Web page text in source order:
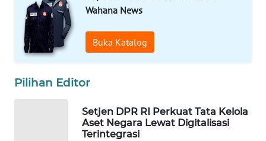
Wahana News
Buka Katalog
Pilihan Editor
Setjen DPR RI Perkuat Tata Kelola
Aset Negara Lewat Digitalisasi
Terintegrasi
WAHANA
LISTRIK
TRAVEL